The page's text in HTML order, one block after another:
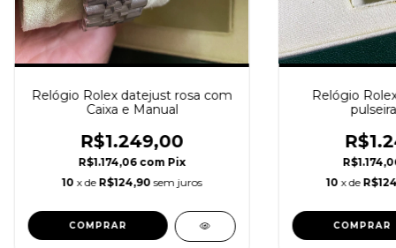
Relógio Rolex datejust rosa com
Caixa e Manual
R$1.249,00
R$1.174,06 com Pix
10 x de R$124,90 sem juros
Relógio
10 x de